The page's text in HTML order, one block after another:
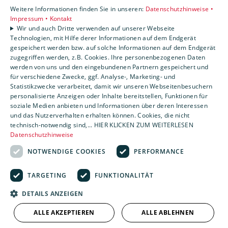
Karriere
Unternehmen
Kontakt
Um externe HTML-Inhalte anzuzeigen, benötigen wir
Ihre Einwilligung.
Weitere Informationen finden Sie in unserer
Datenschutzerklärung.
Cookie-Einstellungen öffnen
Weitere Informationen finden Sie in unseren: Datenschutzhinweise •
Impressum • Kontakt
Wir und auch Dritte verwenden auf unserer Webseite
Technologien, mit Hilfe derer Informationen auf dem Endgerät
gespeichert werden bzw. auf solche Informationen auf dem Endgerät
zugegriffen werden, z.B. Cookies. Ihre personenbezogenen Daten
werden von uns und den eingebundenen Partnern gespeichert und
für verschiedene Zwecke, ggf. Analyse-, Marketing- und
Statistikzwecke verarbeitet, damit wir unseren Webseitenbesuchern
personalisierte Anzeigen oder Inhalte bereitstellen, Funktionen für
soziale Medien anbieten und Informationen über deren Interessen
und das Nutzerverhalten erhalten können. Cookies, die nicht
technisch-notwendig sind,... HIER KLICKEN ZUM WEITERLESEN
Datenschutzhinweise
NOTWENDIGE COOKIES
PERFORMANCE
TARGETING FUNKTIONALITÄT
DETAILS ANZEIGEN
ALLE AKZEPTIEREN ALLE ABLEHNEN